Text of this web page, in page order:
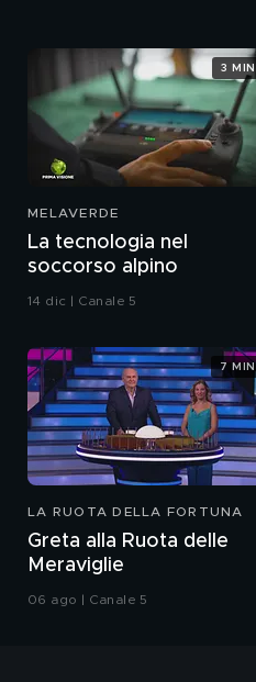
MELAVERDE
La tecnologia nel
soccorso alpino
14 dic | Canale 5
3 MIN
LA RUOTA DELLA FORTUNA
Greta alla Ruota delle
Meraviglie
06 ago | Canale 5
7 MIN